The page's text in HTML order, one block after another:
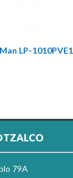
LP-
79A